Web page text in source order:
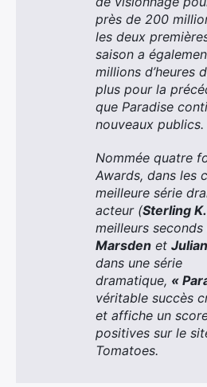
près de 200
les deux
saison a
millions d’heures
plus pour la
que Paradise
nouveaux publics.
Nommée quatre
Awards, dans les
meilleure série
acteur (Sterling
meilleurs
Marsden et
dans une série
dramatique, «
véritable succès
et affiche un
positives sur le
Tomatoes.